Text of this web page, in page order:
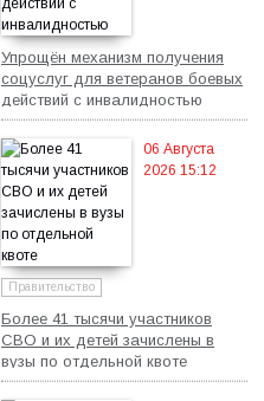
Упрощён механизм получения
соцуслуг для ветеранов боевых
действий с инвалидностью
06 Августа
2026 15:12
Правительство
Более 41 тысячи участников
СВО и их детей зачислены в
вузы по отдельной квоте